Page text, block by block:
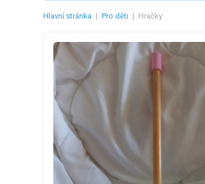
Hlavní stránka | Pro děti | Hračky